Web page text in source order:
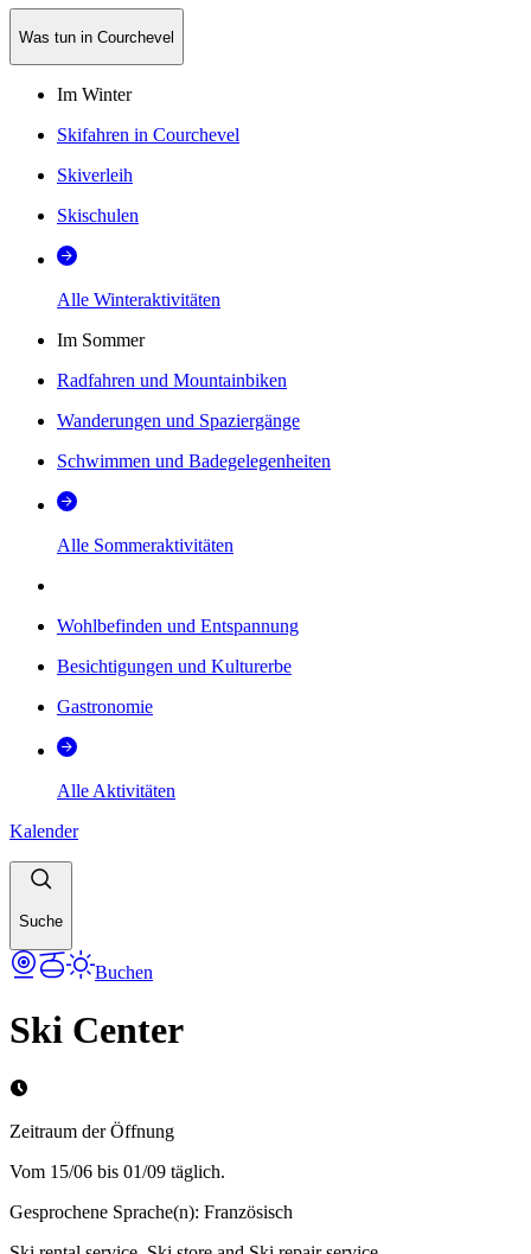
Was tun in Courchevel
Im Winter
Skifahren in Courchevel
Skiverleih
Skischulen
Alle Winteraktivitäten
Im Sommer
Radfahren und Mountainbiken
Wanderungen und Spaziergänge
Schwimmen und Badegelegenheiten
Alle Sommeraktivitäten
Wohlbefinden und Entspannung
Besichtigungen und Kulturerbe
Gastronomie
Alle Aktivitäten
Kalender
Suche
Buchen
Ski Center
Zeitraum der Öffnung
Vom 15/06 bis 01/09 täglich.
Gesprochene Sprache(n): Französisch